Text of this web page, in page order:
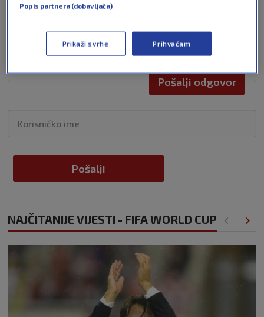
Pošalji odgovor
Pošalji
NAJČITANIJE VIJESTI - FIFA WORLD CUP
Popis partnera (dobavljača)
Prikaži svrhe Prihvaćam